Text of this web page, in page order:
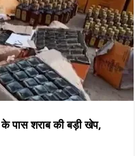
पास शराब की बड़ी खेप,